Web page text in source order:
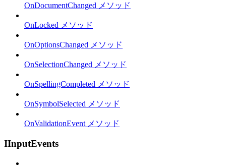
OnDocumentChanged メソッド
OnLocked メソッド
OnOptionsChanged メソッド
OnSelectionChanged メソッド
OnSpellingCompleted メソッド
OnSymbolSelected メソッド
OnValidationEvent メソッド
IInputEvents